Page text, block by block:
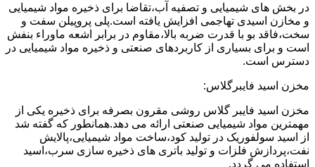
در بخش های شیمیایی و تصفیه آب،تقاضا برای ذخیره مواد شیمیایی
و مخازن اسیدی تهاجمی افزایش یافته است.پلی پروپیلن سفت و
سخت،فاقد بو با قدرت ضربه بالا،مقاوم در برابر اشعه ماوراء بنفش
است و برای بسیاری از کاربردهای صنعتی و ذخیره مواد شیمیایی در
دسترس است.
مخزن اسید فایبرگلاس:
مخزن اسید فایبر گلاس روشی مقرون بصرفه برای ذخیره یکی از
مهمترین مواد شیمیایی صنعتی ارائه می دهد.همانطور که گفته شد
از اسید سولفوریک در تولید کود،ساخت مواد شیمیایی،پالایش
نفت،پردازش فلزات و تولید باتری های ذخیره سازی سرب،اسید
استفاده می گردد.